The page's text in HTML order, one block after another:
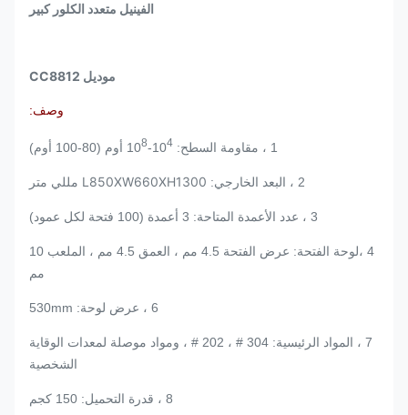
الفينيل متعدد الكلور كبير
موديل CC8812
وصف:
1 ، مقاومة السطح: 10 4
-10
8 أوم (80-100 أوم)
2 ، البعد الخارجي: L850XW660XH1300 مللي متر
3 ، عدد الأعمدة المتاحة: 3 أعمدة (100 فتحة لكل عمود)
4 ،
لوحة الفتحة: عرض الفتحة 4.5 مم ، العمق 4.5 مم ، الملعب 10
مم
6 ، عرض لوحة: 530mm
7 ، المواد الرئيسية: 304 # ، 202 # ، ومواد موصلة لمعدات الوقاية
الشخصية
8 ، قدرة التحميل: 150 كجم